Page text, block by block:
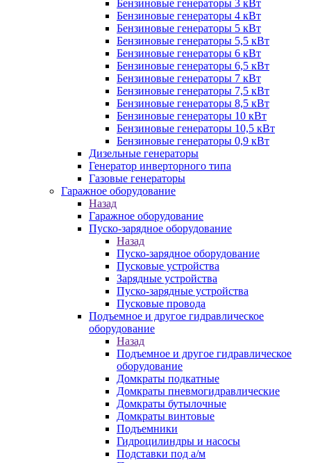
Бензиновые генераторы 3 кВт
Бензиновые генераторы 4 кВт
Бензиновые генераторы 5 кВт
Бензиновые генераторы 5,5 кВт
Бензиновые генераторы 6 кВт
Бензиновые генераторы 6,5 кВт
Бензиновые генераторы 7 кВт
Бензиновые генераторы 7,5 кВт
Бензиновые генераторы 8,5 кВт
Бензиновые генераторы 10 кВт
Бензиновые генераторы 10,5 кВт
Бензиновые генераторы 0,9 кВт
Дизельные генераторы
Генератор инверторного типа
Газовые генераторы
Гаражное оборудование
Назад
Гаражное оборудование
Пуско-зарядное оборудование
Назад
Пуско-зарядное оборудование
Пусковые устройства
Зарядные устройства
Пуско-зарядные устройства
Пусковые провода
Подъемное и другое гидравлическое
оборудование
Назад
Подъемное и другое гидравлическое
оборудование
Домкраты подкатные
Домкраты пневмогидравлические
Домкраты бутылочные
Домкраты винтовые
Подъемники
Гидроцилиндры и насосы
Подставки под а/м